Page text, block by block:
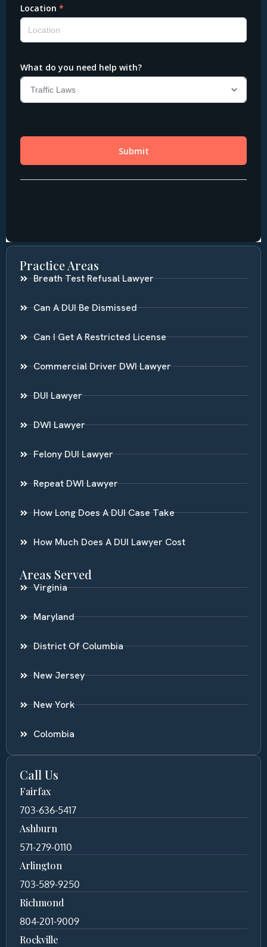
Practice Areas
Breath Test Refusal Lawyer
Can A DUI Be Dismissed
Can I Get A Restricted License
Commercial Driver DWI Lawyer
DUI Lawyer
DWI Lawyer
Felony DUI Lawyer
Repeat DWI Lawyer
How Long Does A DUI Case Take
How Much Does A DUI Lawyer Cost
Areas Served
Virginia
Maryland
District Of Columbia
New Jersey
New York
Colombia
Call Us
Fairfax
703-636-5417
Ashburn
571-279-0110
Arlington
703-589-9250
Richmond
804-201-9009
Rockville